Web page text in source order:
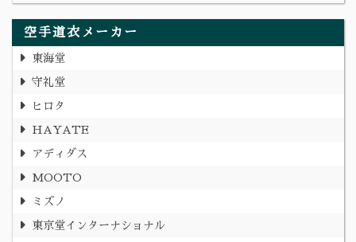
空手道衣メーカー
東海堂
守礼堂
ヒロタ
HAYATE
アディダス
MOOTO
ミズノ
東京堂インターナショナル